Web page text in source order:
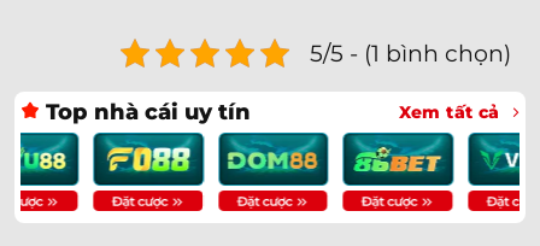
5/5 - (1 bình chọn)
Top nhà cái uy tín Xem tất cả